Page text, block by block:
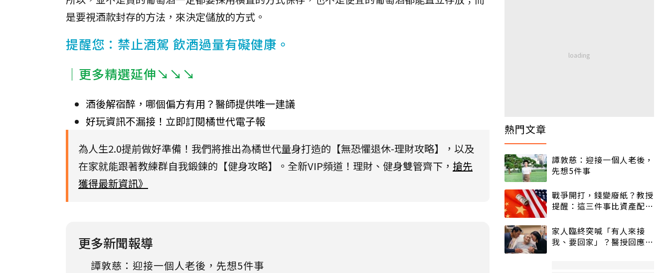
是要視酒款封存的方法，來決定儲放的方式。
提醒您：禁止酒駕 飲酒過量有礙健康。
｜更多精選延伸↘↘↘
酒後解宿醉，哪個偏方有用？醫師提供唯一建議
好玩資訊不漏接！立即訂閱橘世代電子報
為人生2.0提前做好準備！我們將推出為橘世代量身打造的【無恐懼退休-理財攻略】，以及
在家就能跟著教練群自我鍛鍊的【健身攻略】。全新VIP頻道！理財、健身雙管齊下， 搶先
獲得最新資訊》
更多新聞報導
譚敦慈：迎接一個人老後，先想5件事
熱門文章
譚敦慈：迎接一個人老後，
先想5件事
戰爭開打，錢變廢紙？教授
提醒：這三件事比資產配置
家人臨終突喊「有人來接
我、要回家」？醫授回應方